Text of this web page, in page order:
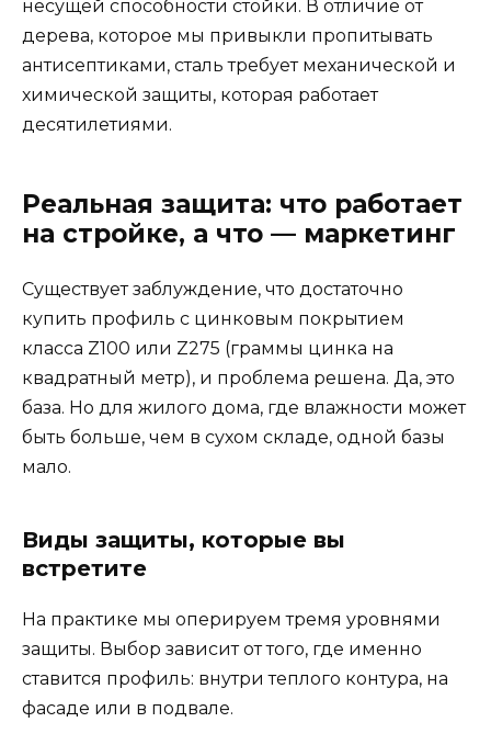
несущей способности стойки. В отличие от
дерева, которое мы привыкли пропитывать
антисептиками, сталь требует механической и
химической защиты, которая работает
десятилетиями.
Реальная защита: что работает
на стройке, а что — маркетинг
Существует заблуждение, что достаточно
купить профиль с цинковым покрытием
класса Z100 или Z275 (граммы цинка на
квадратный метр), и проблема решена. Да, это
база. Но для жилого дома, где влажности может
быть больше, чем в сухом складе, одной базы
мало.
Виды защиты, которые вы
встретите
На практике мы оперируем тремя уровнями
защиты. Выбор зависит от того, где именно
ставится профиль: внутри теплого контура, на
фасаде или в подвале.